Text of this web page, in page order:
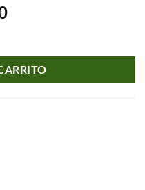
El
es:
S/3,700.00.